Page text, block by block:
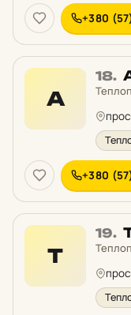
+380
А
18.
+380 (57)
Т
19.